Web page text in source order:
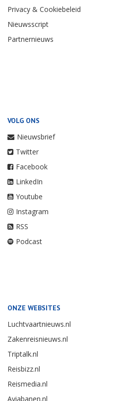
Privacy & Cookiebeleid
Nieuwsscript
Partnernieuws
VOLG ONS
Nieuwsbrief
Twitter
Facebook
LinkedIn
Youtube
Instagram
RSS
Podcast
ONZE WEBSITES
Luchtvaartnieuws.nl
Zakenreisnieuws.nl
Triptalk.nl
Reisbizz.nl
Reismedia.nl
Aviabanen.nl